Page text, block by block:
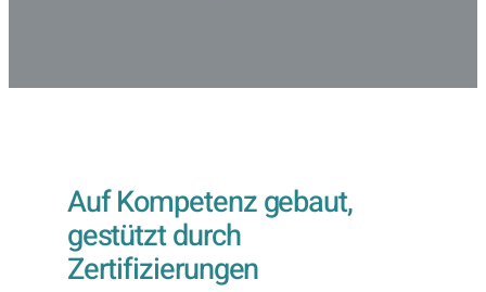
Auf Kompetenz gebaut,
gestützt durch
Zertifizierungen